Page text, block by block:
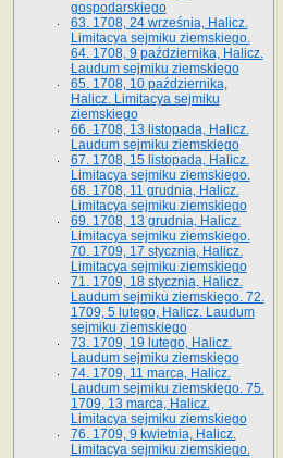
gospodarskiego
63. 1708, 24 września, Halicz.
Limitacya sejmiku ziemskiego.
64. 1708, 9 października, Halicz.
Laudum sejmiku ziemskiego
65­. 1708, 10 października,
Halicz. Limitacya sejmiku
ziemskiego
66. 1708, 13 listopada, Halicz.
Laudum sejmiku ziemskiego
67. 1708, 15 listopada, Halicz.
Limitacya sejmiku ziemskiego.
68. 1708, 11 grudnia, Halicz.
Limitacya sejmiku ziemskiego
69. 1708, 13 grudnia, Halicz.
Limitacya sejmiku ziemskiego.
70. 1709, 17 stycznia, Halicz.
Limitacya sejmiku ziemskiego
71. 1709, 18 stycznia, Halicz.
Laudum sejmiku ziemskiego. 72.
1709, 5 lutego, Halicz. Laudum
sejmiku ziemskiego
73. 1709, 19 lutego, Halicz.
Laudum sejmiku ziemskiego
74. 1709, 11 marca, Halicz.
Laudum sejmiku ziemskiego. 75.
1709, 13 marca, Halicz.
Limitacya sejmiku ziemskiego
76. 1709, 9 kwietnia, Halicz.
Limitacya sejmiku ziemskiego.